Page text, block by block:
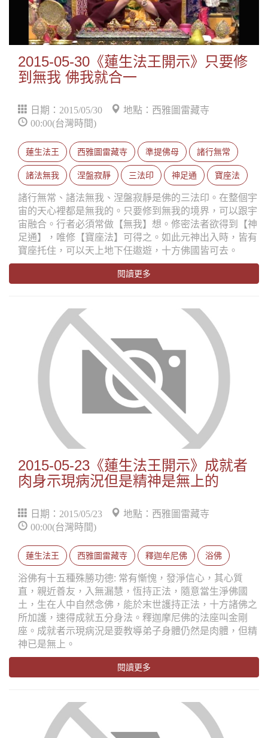
2015-05-30《蓮生法王開示》只要修
到無我 佛我就合一
日期：2015/05/30
地點：西雅圖雷藏寺
00:00(台灣時間)
蓮生法王 西雅圖雷藏寺 準提佛母 諸行無常
諸法無我 涅盤寂靜 三法印 神足通 寶座法
諸行無常、諸法無我、涅盤寂靜是佛的三法印。在整個宇
宙的天心裡都是無我的。只要修到無我的境界，可以跟宇
宙融合。行者必須常做【無我】想。修密法者欲得到【神
足通】，唯修【寶座法】可得之。如此元神出入時，皆有
寶座托住，可以天上地下任遨遊，十方佛國皆可去。
閱讀更多
2015-05-23《蓮生法王開示》成就者
肉身示現病況但是精神是無上的
日期：2015/05/23
地點：西雅圖雷藏寺
00:00(台灣時間)
蓮生法王 西雅圖雷藏寺 釋迦牟尼佛 浴佛
浴佛有十五種殊勝功德: 常有慚愧，發淨信心，其心質
直，親近善友，入無漏慧，恆持正法，隨意當生淨佛國
土，生在人中自然念佛，能於末世護持正法，十方諸佛之
所加護，速得成就五分身法。釋迦摩尼佛的法座叫金剛
座。成就者示現病況是要教導弟子身體仍然是肉體，但精
神已是無上。
閱讀更多